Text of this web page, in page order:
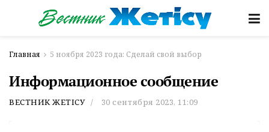
Главная 5 ноября 2023 года: Сделай свой выбор
Информационное сообщение
ВЕСТНИК ЖЕТІСУ 30 сентября 2023, 11:09